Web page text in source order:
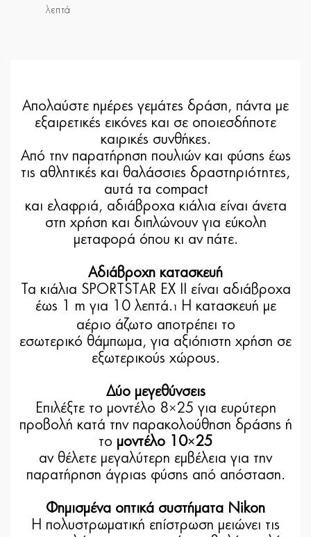
λεπτά
Απολαύστε ημέρες γεμάτες δράση, πάντα με
εξαιρετικές εικόνες και σε οποιεσδήποτε
καιρικές συνθήκες.
Από την παρατήρηση πουλιών και φύσης έως
τις αθλητικές και θαλάσσιες δραστηριότητες,
αυτά τα compact
και ελαφριά, αδιάβροχα κιάλια είναι άνετα
στη χρήση και διπλώνουν για εύκολη
μεταφορά όπου κι αν πάτε.
Αδιάβροχη κατασκευή
Τα κιάλια SPORTSTAR EX II είναι αδιάβροχα
έως 1 m για 10 λεπτά.
Η κατασκευή με
αέριο άζωτο αποτρέπει το
εσωτερικό θάμπωμα, για αξιόπιστη χρήση σε
εξωτερικούς χώρους.
Δύο μεγεθύνσεις
Επιλέξτε το μοντέλο 8×25 για ευρύτερη
προβολή κατά την παρακολούθηση δράσης ή
το μοντέλο 10×25
αν θέλετε μεγαλύτερη εμβέλεια για την
παρατήρηση άγριας φύσης από απόσταση.
Φημισμένα οπτικά συστήματα Nikon
Η πολυστρωματική επίστρωση μειώνει τις